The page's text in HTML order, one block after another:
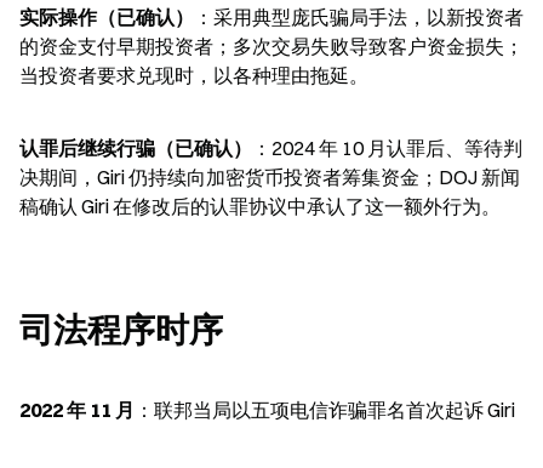
实际操作（已确认）
：采用典型庞氏骗局手法，以新投资者
的资金支付早期投资者；多次交易失败导致客户资金损失；
当投资者要求兑现时，以各种理由拖延。
认罪后继续行骗（已确认）
：2024 年 10 月认罪后、等待判
决期间，Giri 仍持续向加密货币投资者筹集资金；DOJ 新闻
稿确认 Giri 在修改后的认罪协议中承认了这一额外行为。
司法程序时序
2022 年 11 月 ：联邦当局以五项电信诈骗罪名首次起诉 Giri